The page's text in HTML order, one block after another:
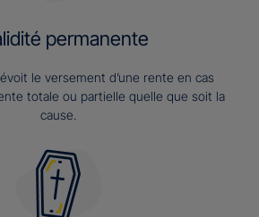
permanente
le versement d’une rente en cas
totale ou partielle quelle que soit la
cause.